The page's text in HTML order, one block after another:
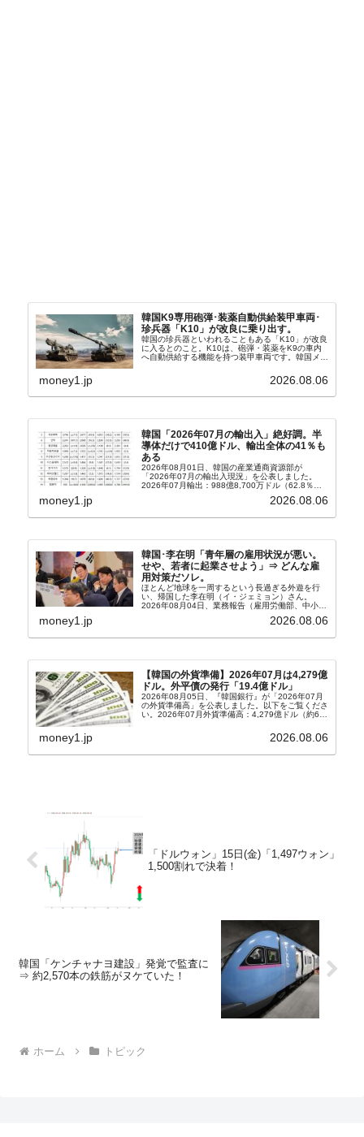
韓国K9専用砲弾･装薬自動供給装甲車両･
珍兵器「K10」が改良に乗り出す。
韓国の珍兵器といわれることもある「K10」が改良
に入るとのこと。K10は、砲弾・装薬をK9の車内
へ自動供給する機能を持つ装甲車両です。韓国メデ
から以下に一部を引きます。2005年に初めて...
money1.jp 2026.08.06
韓国「2026年07月の輸出入」絶好調。半
導体だけで410億ドル、輸出全体の41％も
ある
2026年08月01日、韓国の産業通商資源部が
「2026年07月の輸出入現況」を公表しました。
2026年07月輸出：988億8,700万ドル（62.8％）
money1.jp 2026.08.06
韓国･李在明「青年層の雇用状況が悪い。
せや、若者に起業させよう」⇒ どんな雇
用対策だソレ。
ほとんど地球を一周するという長過ぎる外遊を行
い、帰国した李在明（イ・ジェミョン）さん。
2026年08月04日、業務報告（雇用労働部、中小ベ
上、韓国大統領に成りおおせた李在明（イ・ジェミ
money1.jp 2026.08.06
【韓国の外貨準備】2026年07月は4,279億
ドル。外平債の発行「19.4億ドル」
2026年08月05日、『韓国銀行』が「2026年07月
の外貨準備高」を公表しました。以下をご覧くださ
い。2026年07月外貨準備高：4,279億ドル（約67
money1.jp 2026.08.06
「ドルウォン」15日(金)「1,497ウォン」
1,500割れで決着！
韓国「ケンチャナヨ建設」発覚で監査に
⇒ 約2,570本の鉄筋がヌケていた！
ホーム トピック